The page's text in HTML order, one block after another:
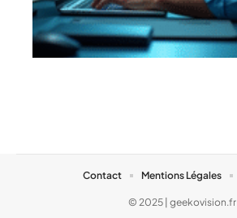
© 2025 | geekovision.fr
Contact Mentions Légales